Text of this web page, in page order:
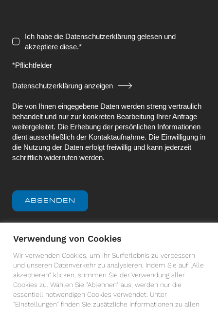
Verwendung von Cookies
Wir verwenden Cookies, um Ihr Surferlebnis zu verbessern
und unseren Datenverkehr zu analysieren. Indem Sie auf „Alle
akzeptieren“ klicken, stimmen Sie der Verwendung aller
Cookies zu. Wählen Sie "Ablehnen" aus, werden nur die
essentiell notwendigen Cookies verwendet. Unter
"Einstellungen" finden Sie zusätzliche Informationen zu allen
Ich habe die Datenschutzerklärung gelesen und
akzeptiere diese.*
*Pflichtfelder
Datenschutzerklärung anzeigen
Die von Ihnen eingegebene Daten werden streng vertraulich
behandelt und nur zur konkreten Bearbeitung Ihrer Anfrage
weitergeleitet. Die Erhebung der persönlichen Informationen
dient ausschließlich der Kontaktaufnahme. Die Einwilligung in
die Nutzung der Daten erfolgt freiwillig und kann jederzeit
schriftlich widerrufen werden.
ABSENDEN
Copyright © 2026 German Business Aviation
Association e. V., Georg-Wulf-Straße, 2 12529